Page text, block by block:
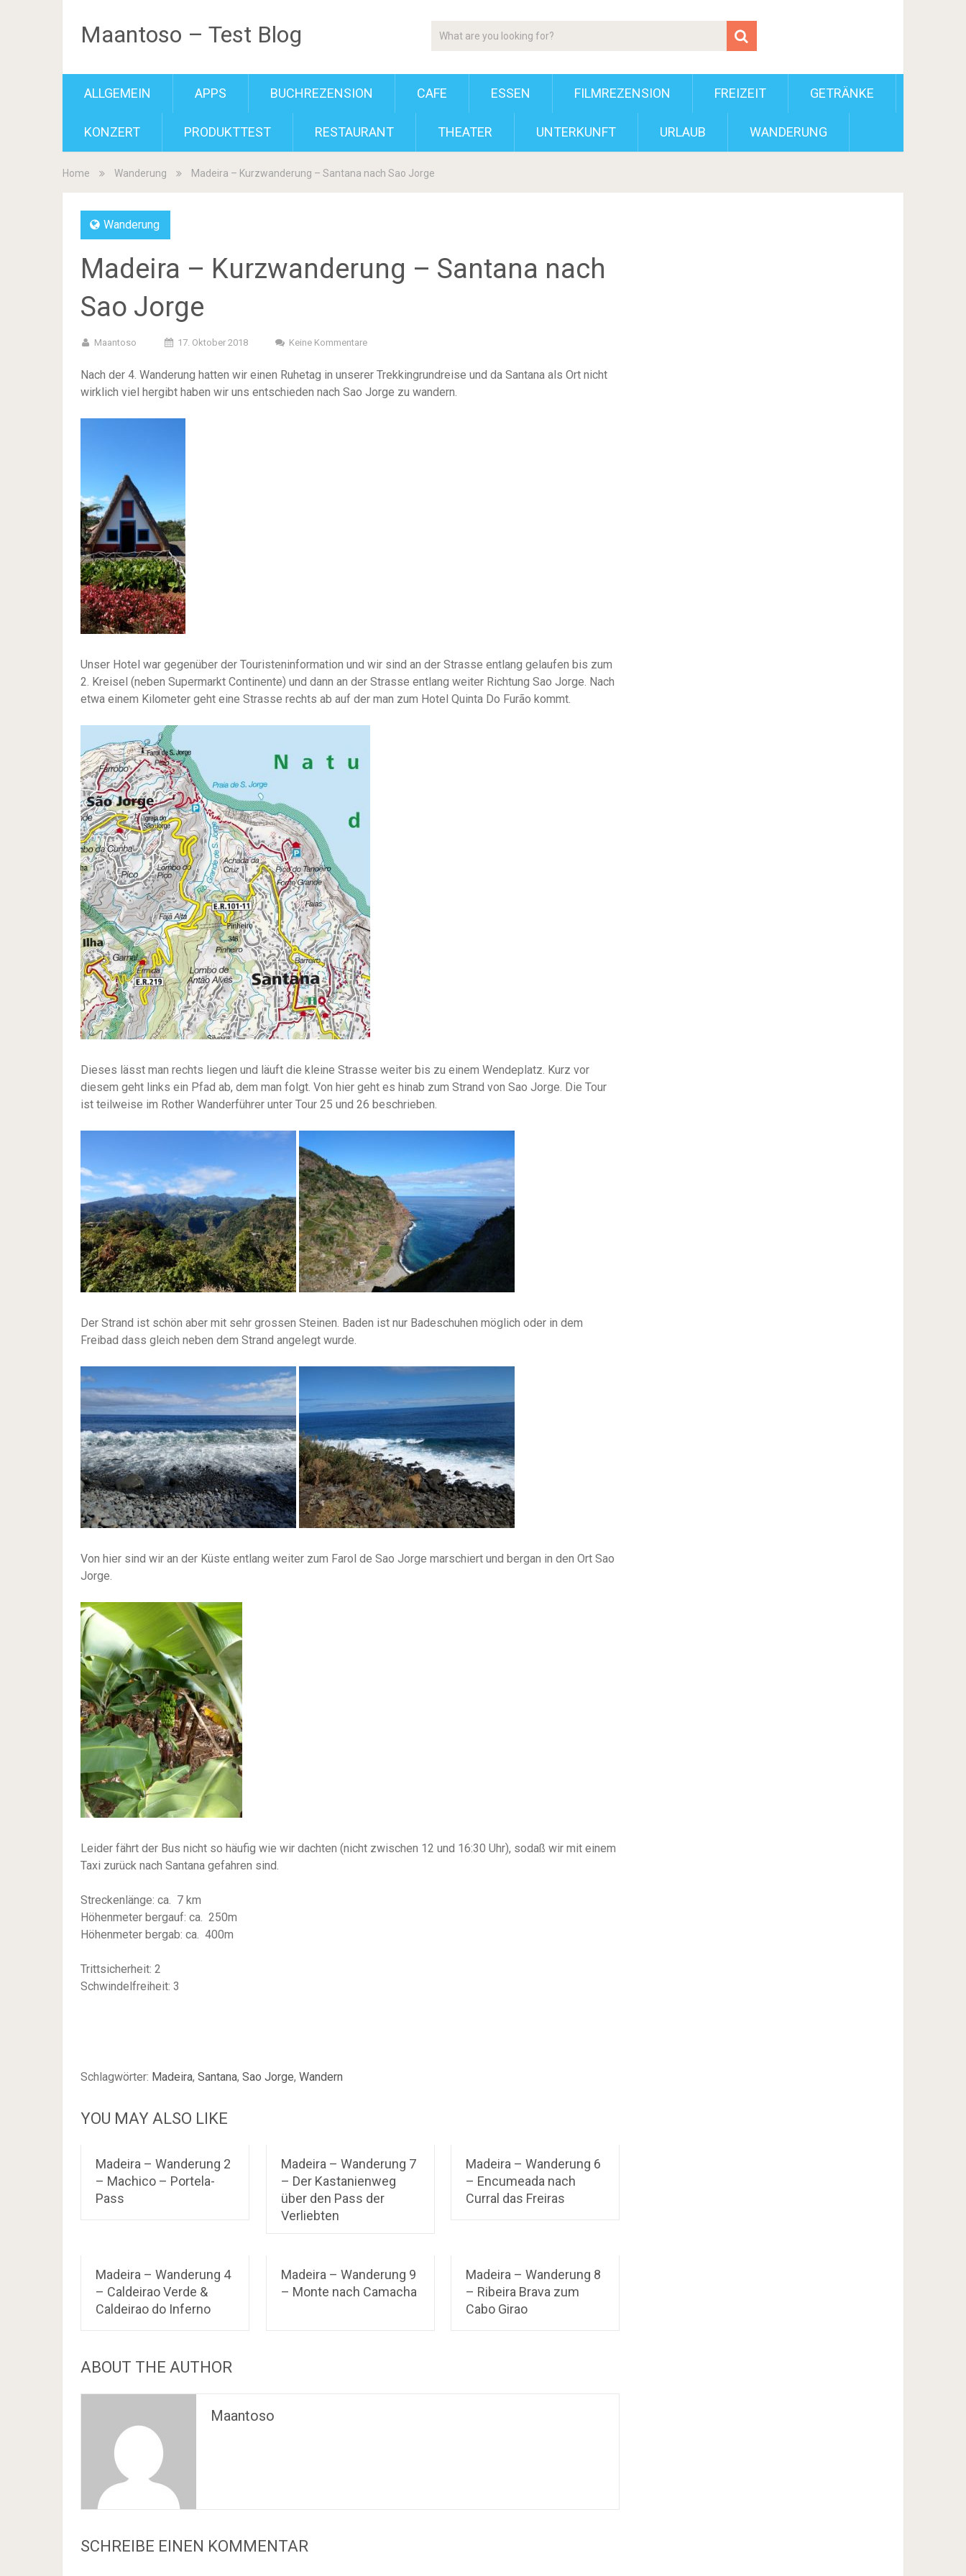
Maantoso – Test Blog
ALLGEMEIN APPS BUCHREZENSION CAFE ESSEN FILMREZENSION FREIZEIT GETRÄNKE
KONZERT PRODUKTTEST RESTAURANT THEATER UNTERKUNFT URLAUB WANDERUNG
Home Wanderung Madeira – Kurzwanderung – Santana nach Sao Jorge
Wanderung
Madeira – Kurzwanderung – Santana nach
Sao Jorge
Maantoso 17. Oktober 2018 Keine Kommentare
Nach der 4. Wanderung hatten wir einen Ruhetag in unserer Trekkingrundreise und da Santana als Ort nicht
wirklich viel hergibt haben wir uns entschieden nach Sao Jorge zu wandern.
Unser Hotel war gegenüber der Touristeninformation und wir sind an der Strasse entlang gelaufen bis zum
2. Kreisel (neben Supermarkt Continente) und dann an der Strasse entlang weiter Richtung Sao Jorge. Nach
etwa einem Kilometer geht eine Strasse rechts ab auf der man zum Hotel Quinta Do Furão kommt.
Dieses lässt man rechts liegen und läuft die kleine Strasse weiter bis zu einem Wendeplatz. Kurz vor
diesem geht links ein Pfad ab, dem man folgt. Von hier geht es hinab zum Strand von Sao Jorge. Die Tour
ist teilweise im Rother Wanderführer unter Tour 25 und 26 beschrieben.
Der Strand ist schön aber mit sehr grossen Steinen. Baden ist nur Badeschuhen möglich oder in dem
Freibad dass gleich neben dem Strand angelegt wurde.
Von hier sind wir an der Küste entlang weiter zum Farol de Sao Jorge marschiert und bergan in den Ort Sao
Jorge.
Leider fährt der Bus nicht so häufig wie wir dachten (nicht zwischen 12 und 16:30 Uhr), sodaß wir mit einem
Taxi zurück nach Santana gefahren sind.
Streckenlänge: ca. 7 km
Höhenmeter bergauf: ca. 250m
Höhenmeter bergab: ca. 400m
Trittsicherheit: 2
Schwindelfreiheit: 3
Schlagwörter: Madeira, Santana, Sao Jorge, Wandern
YOU MAY ALSO LIKE
Madeira – Wanderung 2
– Machico – Portela-
Pass
Madeira – Wanderung 7
– Der Kastanienweg
über den Pass der
Verliebten
Madeira – Wanderung 6
– Encumeada nach
Curral das Freiras
Madeira – Wanderung 4
– Caldeirao Verde &
Caldeirao do Inferno
Madeira – Wanderung 9
– Monte nach Camacha
Madeira – Wanderung 8
– Ribeira Brava zum
Cabo Girao
ABOUT THE AUTHOR
Maantoso
SCHREIBE EINEN KOMMENTAR